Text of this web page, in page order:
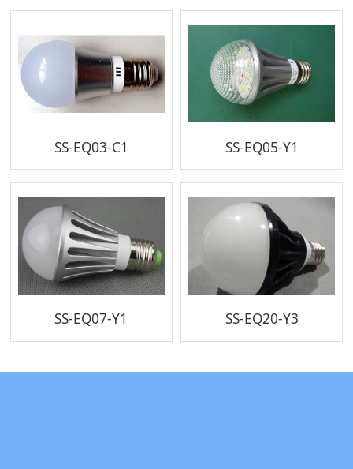
SS-EQ03-C1 SS-EQ05-Y1
SS-EQ07-Y1 SS-EQ20-Y3